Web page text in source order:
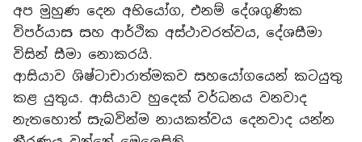
අප මුහුණ දෙන අභියෝග, එනම් දේශගුණික
විපර්යාස සහ ආර්ථික අස්ථාවරත්වය, දේශසීමා
විසින් සීමා නොකරයි.
ආසියාව ශිෂ්ටාචාරාත්මකව සහයෝගයෙන් කටයුතු
කළ යුතුය. ආසියාව හුදෙක් වර්ධනය වනවාද
නැතහොත් සැබවින්ම නායකත්වය දෙනවාද යන්න